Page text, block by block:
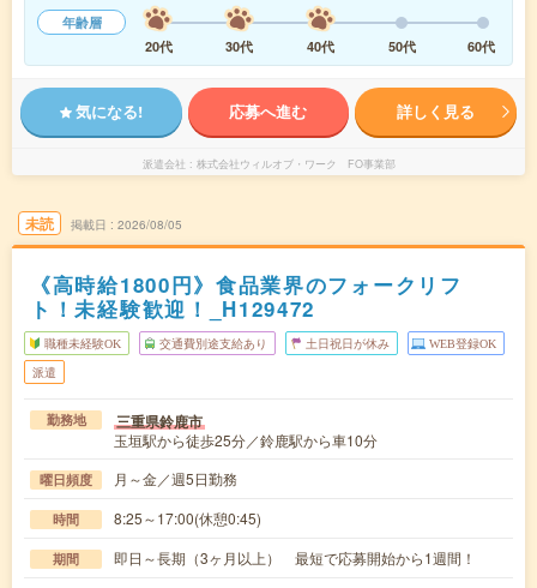
年齢層
20代
30代 40代 50代 60代
気になる! 応募へ進む 詳しく見る
派遣会社 株式会社ウィルオブ・ワーク FO事業部
未読 掲載日 2026/08/05
《高時給1800円》食品業界のフォークリフ
ト！未経験歓迎！_H129472
職種未経験OK 交通費別途支給あり 土日祝日が休み WEB登録OK
派遣
勤務地 三重県鈴鹿市
玉垣駅から徒歩25分／鈴鹿駅から車10分
曜日頻度 月～金／週5日勤務
時間 8:25～17:00(休憩0:45)
期間 即日～長期（3ヶ月以上） 最短で応募開始から1週間！